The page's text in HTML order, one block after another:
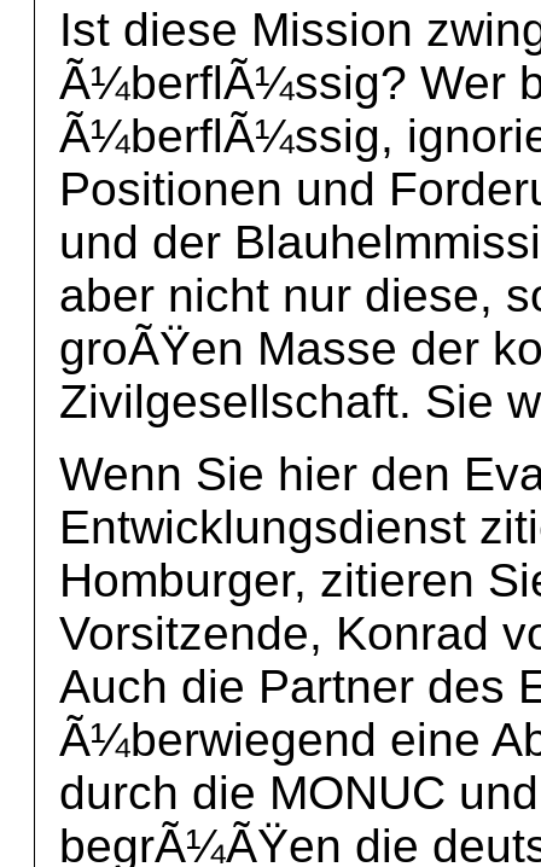
Ist diese Mission
Ã¼berflÃ¼ssig? Wer
Ã¼berflÃ¼ssig,
Positionen und
und der
aber nicht nur diese,
groÃŸen Masse der
Zivilgesellschaft. Sie
Wenn Sie hier den
Entwicklungsdienst
Homburger, zitieren
Vorsitzende, Konrad
Auch die Partner des
Ã¼berwiegend eine
durch die MONUC
begrÃ¼ÃŸen die